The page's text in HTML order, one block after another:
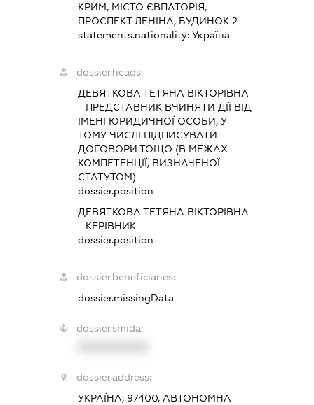
КРИМ, МІСТО ЄВПАТОРІЯ,
ПРОСПЕКТ ЛЕНІНА, БУДИНОК 2
statements.nationality:Україна
dossier.heads:
ДЕВЯТКОВА ТЕТЯНА ВІКТОРІВНА
- ПРЕДСТАВНИК ВЧИНЯТИ ДІЇ ВІД
ІМЕНІ ЮРИДИЧНОЇ ОСОБИ, У
ТОМУ ЧИСЛІ ПІДПИСУВАТИ
ДОГОВОРИ ТОЩО (В МЕЖАХ
КОМПЕТЕНЦІЇ, ВИЗНАЧЕНОЇ
СТАТУТОМ)
dossier.position -
ДЕВЯТКОВА ТЕТЯНА ВІКТОРІВНА
- КЕРІВНИК
dossier.position -
dossier.beneficiaries:
dossier.missingData
dossier.smida:
dossier.address:
УКРАЇНА, 97400, АВТОНОМНА